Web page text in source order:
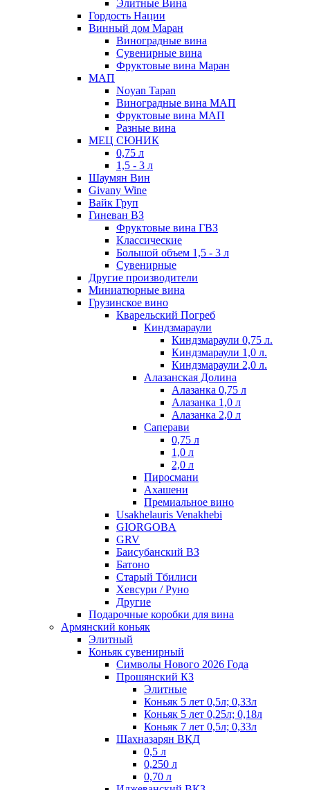
Элитные Вина
Гордость Нации
Винный дом Маран
Виноградные вина
Сувенирные вина
Фруктовые вина Маран
МАП
Noyan Tapan
Виноградные вина МАП
Фруктовые вина МАП
Разные вина
МЕЦ СЮНИК
0,75 л
1,5 - 3 л
Шаумян Вин
Givany Wine
Вайк Груп
Гиневан ВЗ
Фруктовые вина ГВЗ
Классические
Большой объем 1,5 - 3 л
Сувенирные
Другие производители
Миниатюрные вина
Грузинское вино
Кварельский Погреб
Киндзмараули
Киндзмараули 0,75 л.
Киндзмараули 1,0 л.
Киндзмараули 2,0 л.
Алазанская Долина
Алазанка 0,75 л
Алазанка 1,0 л
Алазанка 2,0 л
Саперави
0,75 л
1,0 л
2,0 л
Пиросмани
Ахашени
Премиальное вино
Usakhelauris Venakhebi
GIORGOBA
GRV
Баисубанский ВЗ
Батоно
Старый Тбилиси
Хевсури / Руно
Другие
Подарочные коробки для вина
Армянский коньяк
Элитный
Коньяк сувенирный
Символы Нового 2026 Года
Прошянский КЗ
Элитные
Коньяк 5 лет 0,5л; 0,33л
Коньяк 5 лет 0,25л; 0,18л
Коньяк 7 лет 0,5л; 0,33л
Шахназарян ВКД
0,5 л
0,250 л
0,70 л